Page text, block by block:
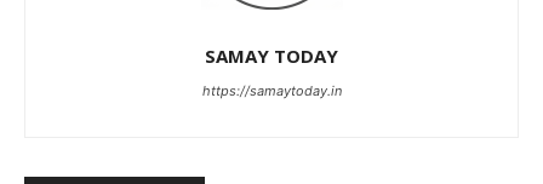
SAMAY TODAY
https://samaytoday.in